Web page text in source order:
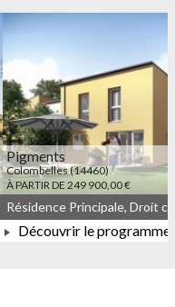
Pigments
Colombelles (14460)
À PARTIR DE 249 900,00 €
Découvrir le programme